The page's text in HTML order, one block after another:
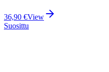
36,90 €View
Suosittu